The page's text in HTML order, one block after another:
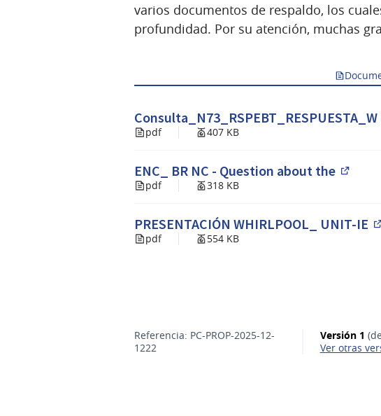
varios documentos de respaldo, los
profundidad. Por su atención, muchas
Consulta_N73_RSPEBT_RESPUESTA_W
pdf 407 KB
ENC_ BR NC - Question about the
pdf 318 KB
PRESENTACIÓN WHIRLPOOL_ UNIT-IE
pdf 554 KB
Referencia: PC-PROP-2025-12-
1222
Versión 1
ver otras